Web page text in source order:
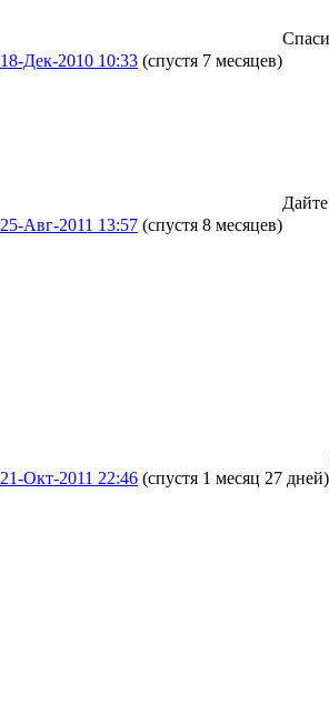
18-Дек-2010 10:33 (спустя 7 месяцев)
25-Авг-2011 13:57 (спустя 8 месяцев)
21-Окт-2011 22:46 (спустя 1 месяц 27 дней)